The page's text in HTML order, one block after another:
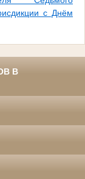
с Днём
В